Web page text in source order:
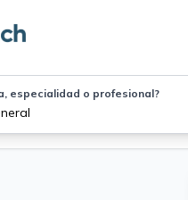
especialidad o profesional?